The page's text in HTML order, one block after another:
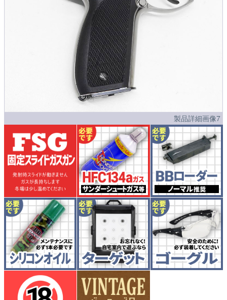
製品詳細画像7